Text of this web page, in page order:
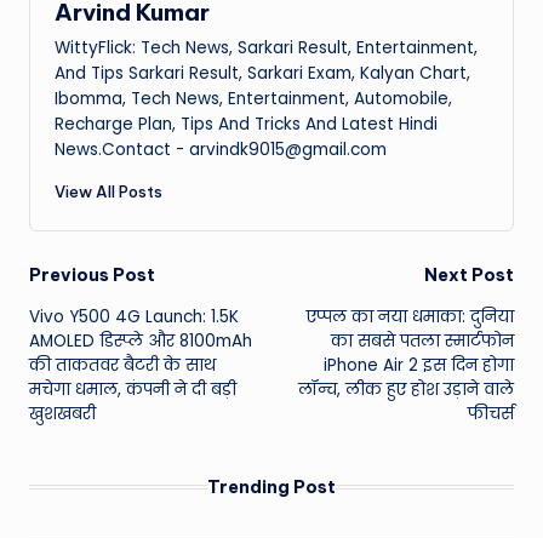
Arvind Kumar
WittyFlick: Tech News, Sarkari Result, Entertainment,
And Tips Sarkari Result, Sarkari Exam, Kalyan Chart,
Ibomma, Tech News, Entertainment, Automobile,
Recharge Plan, Tips And Tricks And Latest Hindi
News.Contact - arvindk9015@gmail.com
View All Posts
Post
navigation
Previous Post
Vivo Y500 4G Launch: 1.5K
AMOLED डिस्प्ले और 8100mAh
की ताकतवर बैटरी के साथ
मचेगा धमाल, कंपनी ने दी बड़ी
खुशखबरी
Next Post
एप्पल का नया धमाका: दुनिया
का सबसे पतला स्मार्टफोन
iPhone Air 2 इस दिन होगा
लॉन्च, लीक हुए होश उड़ाने वाले
फीचर्स
Trending Post